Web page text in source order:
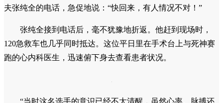
突发：赛道上的生命警报
比赛进行到中途，沈金秋注意到前方一名跑者的状态有些